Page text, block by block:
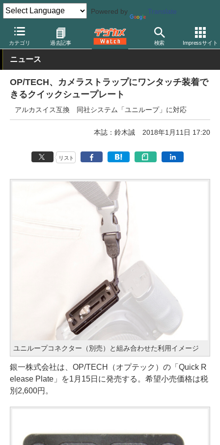
Powered by Translate
カテゴリ 過去記事 検索 Impressサイト
デジカメ Watch 撮影用品 三脚/一脚/雲台
ニュース
OP/TECH、カメラストラップにワンタッチ装着で
きるクイックシュープレート
アルカスイス互換 同社システム「ユニループ」に対応
本誌：鈴木誠 2018年1月11日 17:20
リスト
ユニループコネクター（別売）と組み合わせた利用イメージ
銀一株式会社は、OP/TECH（オプテック）の「Quick R
elease Plate」を1月15日に発売する。希望小売価格は税
別2,600円。